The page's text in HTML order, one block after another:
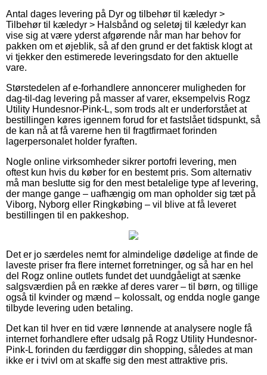
Antal dages levering på Dyr og tilbehør til kæledyr >
Tilbehør til kæledyr > Halsbånd og seletøj til kæledyr kan
vise sig at være yderst afgørende når man har behov for
pakken om et øjeblik, så af den grund er det faktisk klogt at
vi tjekker den estimerede leveringsdato for den aktuelle
vare.
Størstedelen af e-forhandlere annoncerer muligheden for
dag-til-dag levering på masser af varer, eksempelvis Rogz
Utility Hundesnor-Pink-L, som trods alt er underforstået at
bestillingen køres igennem forud for et fastslået tidspunkt, så
de kan nå at få varerne hen til fragtfirmaet forinden
lagerpersonalet holder fyraften.
Nogle online virksomheder sikrer portofri levering, men
oftest kun hvis du køber for en bestemt pris. Som alternativ
må man beslutte sig for den mest betalelige type af levering,
der mange gange – uafhængig om man opholder sig tæt på
Viborg, Nyborg eller Ringkøbing – vil blive at få leveret
bestillingen til en pakkeshop.
Det er jo særdeles nemt for almindelige dødelige at finde de
laveste priser fra flere internet forretninger, og så har en hel
del Rogz online outlets fundet det uundgåeligt at sænke
salgsværdien på en række af deres varer – til børn, og tillige
også til kvinder og mænd – kolossalt, og endda nogle gange
tilbyde levering uden betaling.
Det kan til hver en tid være lønnende at analysere nogle få
internet forhandlere efter udsalg på Rogz Utility Hundesnor-
Pink-L forinden du færdiggør din shopping, således at man
ikke er i tvivl om at skaffe sig den mest attraktive pris.